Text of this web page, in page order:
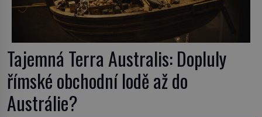
Tajemná Terra Australis: Dopluly
římské obchodní lodě až do
Austrálie?